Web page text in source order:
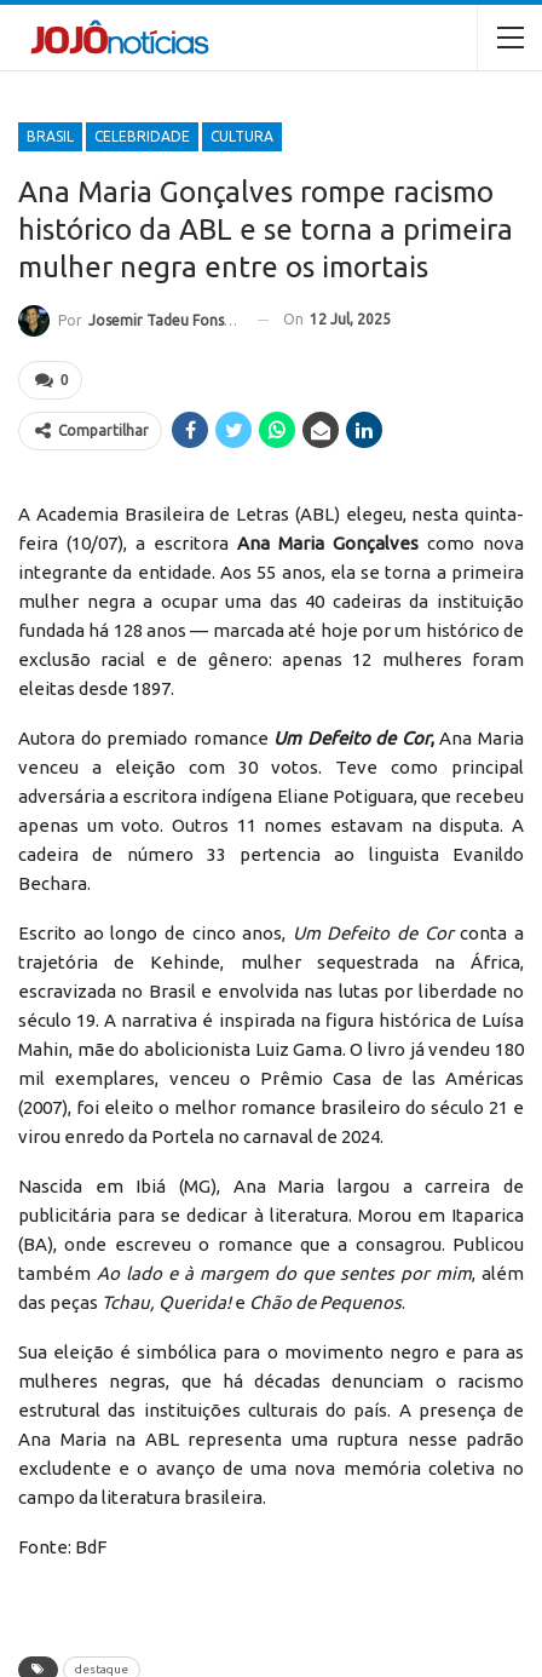
BRASIL CELEBRIDADE CULTURA
Ana Maria Gonçalves rompe racismo
histórico da ABL e se torna a primeira
mulher negra entre os imortais
Por Josemir Tadeu Fonseca On 12 Jul, 2025
0
Compartilhar
A Academia Brasileira de Letras (ABL) elegeu, nesta quinta-
feira (10/07), a escritora Ana Maria Gonçalves como nova
integrante da entidade. Aos 55 anos, ela se torna a primeira
mulher negra a ocupar uma das 40 cadeiras da instituição
fundada há 128 anos — marcada até hoje por um histórico de
exclusão racial e de gênero: apenas 12 mulheres foram
eleitas desde 1897.
Autora do premiado romance Um Defeito de Cor,Ana Maria
venceu a eleição com 30 votos. Teve como principal
adversária a escritora indígena Eliane Potiguara, que recebeu
apenas um voto. Outros 11 nomes estavam na disputa. A
cadeira de número 33 pertencia ao linguista Evanildo
Bechara.
Escrito ao longo de cinco anos, Um Defeito de Corconta a
trajetória de Kehinde, mulher sequestrada na África,
escravizada no Brasil e envolvida nas lutas por liberdade no
século 19. A narrativa é inspirada na figura histórica de Luísa
Mahin, mãe do abolicionista Luiz Gama. O livro já vendeu 180
mil exemplares, venceu o Prêmio Casa de las Américas
(2007), foi eleito o melhor romance brasileiro do século 21 e
virou enredo da Portela no carnaval de 2024.
Nascida em Ibiá (MG), Ana Maria largou a carreira de
publicitária para se dedicar à literatura. Morou em Itaparica
(BA), onde escreveu o romance que a consagrou. Publicou
também Ao lado e à margem do que sentes por mim, além
das peças Tchau, Querida!e Chão de Pequenos.
Sua eleição é simbólica para o movimento negro e para as
mulheres negras, que há décadas denunciam o racismo
estrutural das instituições culturais do país. A presença de
Ana Maria na ABL representa uma ruptura nesse padrão
excludente e o avanço de uma nova memória coletiva no
campo da literatura brasileira.
Fonte: BdF
destaque